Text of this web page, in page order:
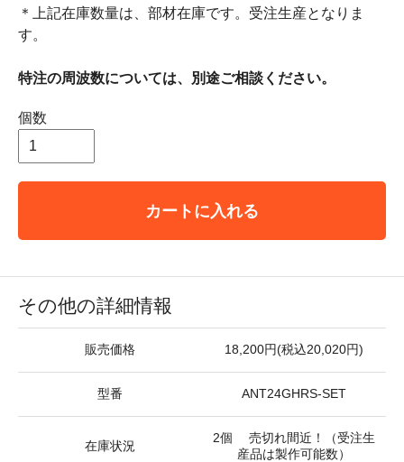
＊上記在庫数量は、部材在庫です。受注生産となりま
す。
特注の周波数については、別途ご相談ください。
個数
カートに入れる
その他の詳細情報
販売価格 18,200円(税込20,020円)
型番 ANT24GHRS-SET
在庫状況
2個 売切れ間近！（受注生
産品は製作可能数）